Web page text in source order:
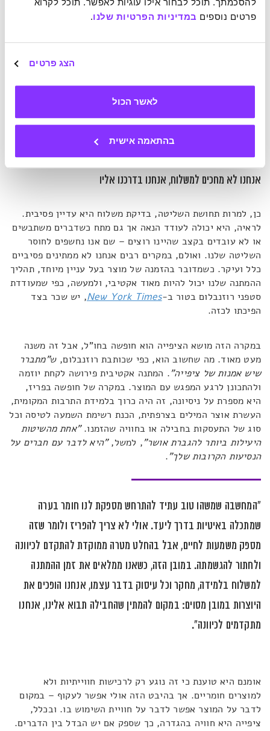
פרטים נוספים במדיניות הפרטיות שלנו.
הצג פרטים
לאשר הכול
בהתאמה אישית
שבה אנו בודקים את מצב המשלוח (בהנחה שהתקדם כשורה)
וייתכן שמדובר ב"מערכת גמול עצבית איטית וממושכת יותר
תכיפות ההודעות, הצבעים שבשימוש, ואפילו הניסוח בחלק
מהמקרים, נועדו לעודד הנאה וסיפוק מעצם האינטראקציה עם
וכל הטוב הזה (על-פי רוב), כשאנו בהמתנה פסיבית.
אנחנו לא מחכים למשלוח, אנחנו בדרכנו אליו
כן, למרות תחושת השליטה, בדיקת משלוח היא עדיין פסיבית.
לראיה, היא יכולה לעודד הנאה אך גם מתח כשדברים משתבשים
או לא עובדים בקצב שהיינו רוצים – שם אנו נחשפים לחוסר
השליטה שלנו. ואולם, במקרים רבים אנחנו לא ממתינים פסיביים
כלל ועיקר. כשמדובר בהזמנה של מוצר בעל עניין מיוחד, תהליך
ההמתנה שלנו יכול להיות מאוד אקטיבי, ולמעשה, כפי שמעודדת
סטפני רוזנבלום בטור ב-New York Times, יש שכר בצד
הפיכתו לכזה.
במקרה הזה מושא הציפייה הוא חופשה בחו"ל, אבל זה משנה
מעט מאוד. מה שחשוב הוא, כפי שכותבת רוזנבלום, ש"מתברר
שיש אמנות של ציפייה". המתנה אקטיבית פירושה לקחת יוזמה
ולהתכונן לרגע המפגש עם המוצר. במקרה של חופשה בפריז,
היא מספרת על ניסיונה, זה היה כרוך בלמידת התרבות המקומית,
העשרת אוצר המילים בצרפתית, הכנת רשימת השמעה לטיסה וכל
סוג של התעסקות בחבילה או בחוויה שהזמנו."אחת מהשיטות
היעילות ביותר להגברת אושר", למשל,"היא לדבר עם חברים על
הנסיעות הקרובות שלך".
"המחשבה שמשהו טוב עתיד להתרחש מספקת לנו חומר בערה
שמתכלה באיטיות בדרך ליעד. אולי לא צריך להפריז ולומר שזה
מספק משמעות לחיים, אבל בהחלט מטרה ממוקדת להתקדם לכיוונה
ולחתור להגשמתה. במובן הזה, כשאנו ממלאים את זמן ההמתנה
למשלוח בלמידה, מחקר וכל עיסוק בדבר עצמו, אנחנו הופכים את
היוצרות במובן מסוים: במקום להמתין שהחבילה תבוא אלינו, אנחנו
מתקדמים לכיוונה".
אומנם היא טוענת כי זה נוגע רק לרכישות חווייתיות ולא
למוצרים חומריים. אך בהיבט הזה אולי אפשר לעקוף – במקום
לדבר על המוצר אפשר לדבר על חוויית השימוש בו. ובכלל,
ציפייה היא חוויה בהגדרה, כך שספק אם יש הבדל בין הדברים.